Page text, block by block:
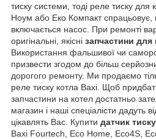
тиску системи, тоді реле тиску для
Ноум або Еко Компакт спрацьовує,
включається насос. При ремонті
оригінальні, якісні запчастини для
Використання фальшивої чи
призвести згодом до більш
дорогого ремонту. Ми продаємо
реле тиску котла Baxi. Щоб
запчастини на котел достатньо
магазин і наші спеціалісти дадуть
цікавлять Вас. Купити датчик
Baxi Fourtech, Eco Home, Eco4S,